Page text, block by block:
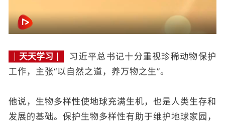
天天学习
习近平总书记十分重视珍稀动物保护
工作，主张“以自然之道，养万物之生”。
他说，生物多样性使地球充满生机，也是人类生存和
发展的基础。保护生物多样性有助于维护地球家园，